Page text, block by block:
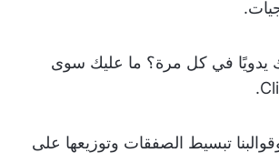
يدويًا في كل مرة؟ ما عليك سوى
تبسيط الصفقات وتوزيعها على